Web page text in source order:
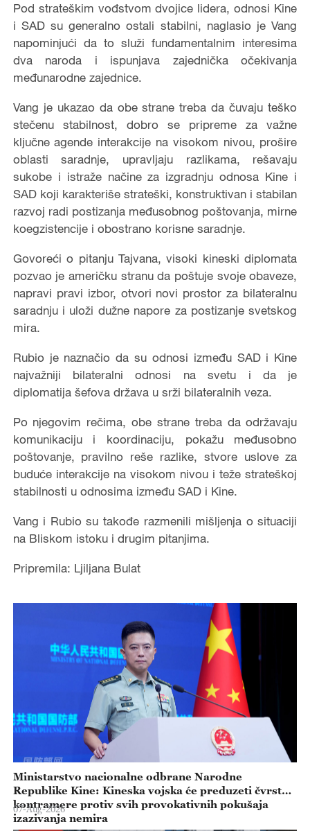
Pod strateškim vođstvom dvojice lidera, odnosi Kine
i SAD su generalno ostali stabilni, naglasio je Vang
napominjući da to služi fundamentalnim interesima
dva naroda i ispunjava zajednička očekivanja
međunarodne zajednice.
Vang je ukazao da obe strane treba da čuvaju teško
stečenu stabilnost, dobro se pripreme za važne
ključne agende interakcije na visokom nivou, prošire
oblasti saradnje, upravljaju razlikama, rešavaju
sukobe i istraže načine za izgradnju odnosa Kine i
SAD koji karakteriše strateški, konstruktivan i stabilan
razvoj radi postizanja međusobnog poštovanja, mirne
koegzistencije i obostrano korisne saradnje.
Govoreći o pitanju Tajvana, visoki kineski diplomata
pozvao je američku stranu da poštuje svoje obaveze,
napravi pravi izbor, otvori novi prostor za bilateralnu
saradnju i uloži dužne napore za postizanje svetskog
mira.
Rubio je naznačio da su odnosi između SAD i Kine
najvažniji bilateralni odnosi na svetu i da je
diplomatija šefova država u srži bilateralnih veza.
Po njegovim rečima, obe strane treba da održavaju
komunikaciju i koordinaciju, pokažu međusobno
poštovanje, pravilno reše razlike, stvore uslove za
buduće interakcije na visokom nivou i teže strateškoj
stabilnosti u odnosima između SAD i Kine.
Vang i Rubio su takođe razmenili mišljenja o situaciji
na Bliskom istoku i drugim pitanjima.
Pripremila: Ljiljana Bulat
Ministarstvo nacionalne odbrane Narodne
Republike Kine: Kineska vojska će preduzeti čvrste
kontramere protiv svih provokativnih pokušaja
izazivanja nemira
07-Aug-2026